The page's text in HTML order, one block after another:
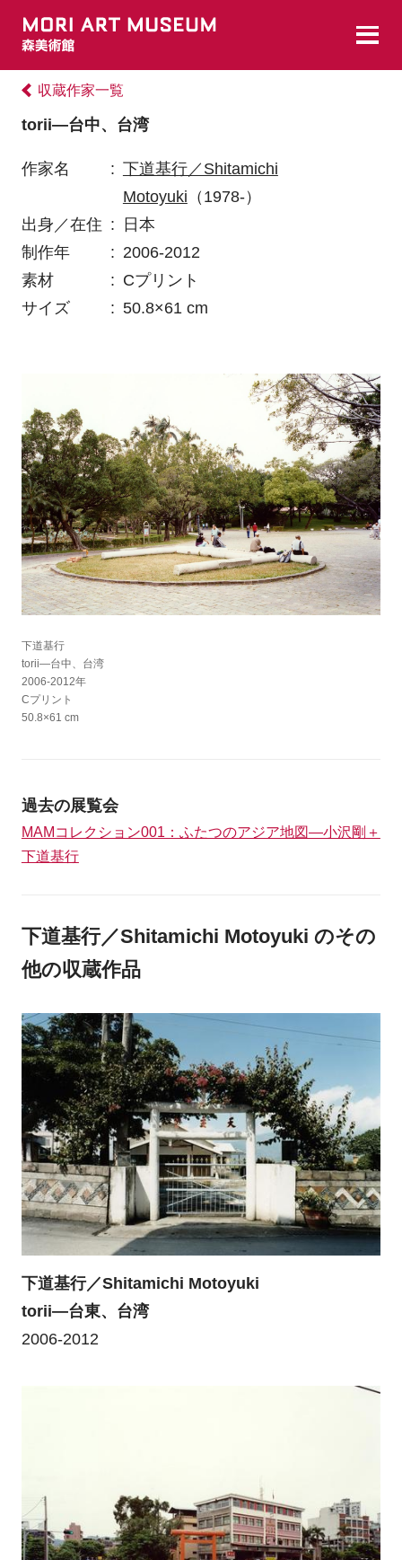
収蔵作家一覧
torii―台中、台湾
作家名 : 下道基行／Shitamichi
Motoyuki （1978-）
出身／在住 :
日本
制作年
: 2006-2012
素材
: Cプリント
サイズ
: 50.8×61 cm
下道基行
torii―台中、台湾
2006-2012年
Cプリント
50.8×61 cm
過去の展覧会
MAMコレクション001：ふたつのアジア地図―小沢剛＋
下道基行
下道基行／Shitamichi Motoyuki のその
他の収蔵作品
下道基行／Shitamichi Motoyuki
torii―台東、台湾
2006-2012